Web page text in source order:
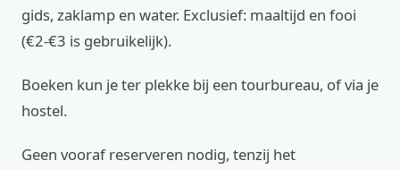
gids, zaklamp en water. Exclusief: maaltijd en fooi
(€2-€3 is gebruikelijk).
Boeken kun je ter plekke bij een tourbureau, of via je
hostel.
Geen vooraf reserveren nodig, tenzij het